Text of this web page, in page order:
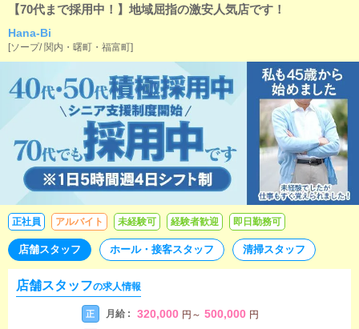
【70代まで採用中！】地域屈指の激安人気店です！
Hana-Bi
[ソープ/ 関内・曙町・福富町]
正社員 アルバイト 未経験可 経験者歓迎 即日勤務可
店舗スタッフ ホール・接客スタッフ 清掃スタッフ
店舗スタッフの求人情報
正 月給 : 320,000 円 ～ 500,000 円